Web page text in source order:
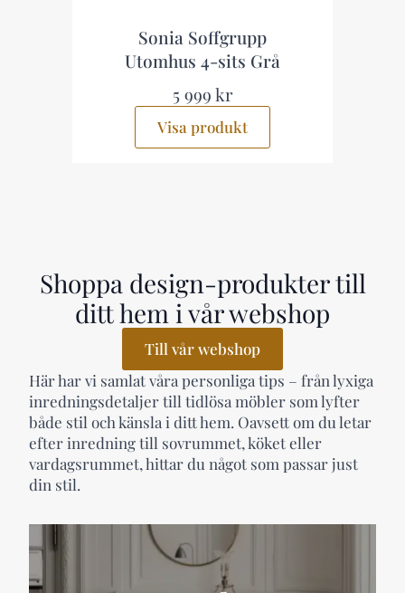
Sonia Soffgrupp
Utomhus 4-sits Grå
5 999 kr
Visa produkt
Shoppa design-produkter till
ditt hem i vår webshop
Till vår webshop
Här har vi samlat våra personliga tips – från lyxiga
inredningsdetaljer till tidlösa möbler som lyfter
både stil och känsla i ditt hem. Oavsett om du letar
efter inredning till sovrummet, köket eller
vardagsrummet, hittar du något som passar just
din stil.